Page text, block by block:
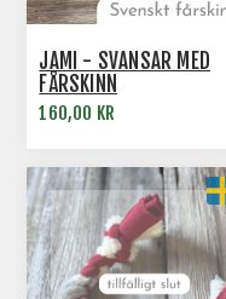
JAMI - SVANSAR MED
FÅRSKINN
160,00 KR